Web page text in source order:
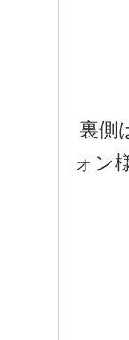
裏側
ォン